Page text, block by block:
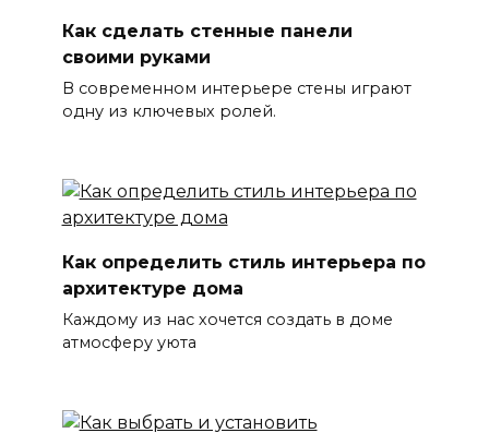
Как сделать стенные панели
своими руками
В современном интерьере стены играют
одну из ключевых ролей.
Как определить стиль интерьера по
архитектуре дома
Каждому из нас хочется создать в доме
атмосферу уюта